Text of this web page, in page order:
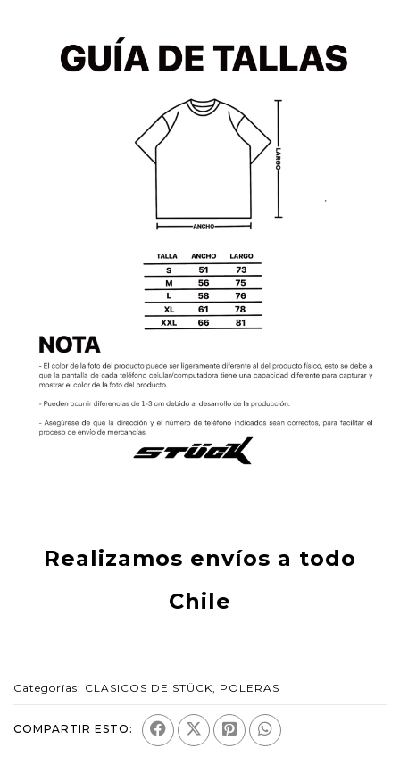
Realizamos envíos a todo
Chile
Categorías: CLASICOS DE STÜCK, POLERAS
COMPARTIR ESTO: